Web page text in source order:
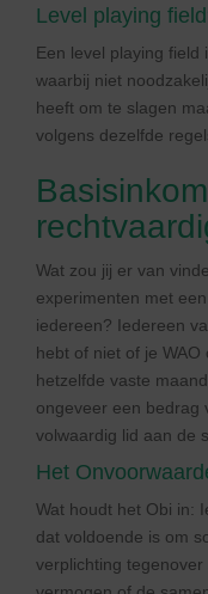
Level playing
Een level playing field
waarbij niet
heeft om te slagen
volgens dezelfde
Wat zou jij er van
experimenten met
iedereen? Iedereen
hebt of niet of je
hetzelfde vaste
ongeveer een bedrag
volwaardig lid aan de
Het
Wat houdt het Obi in:
dat voldoende is om
verplichting tegenover